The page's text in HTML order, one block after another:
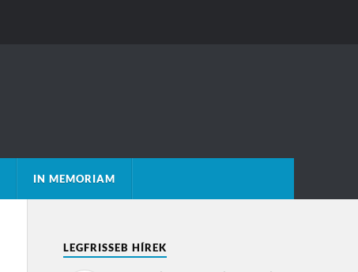
IN MEMORIAM
LEGFRISSEB HÍREK